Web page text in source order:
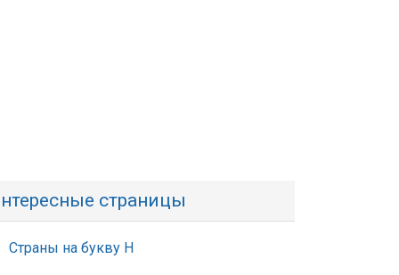
страницы
Страны на букву Н